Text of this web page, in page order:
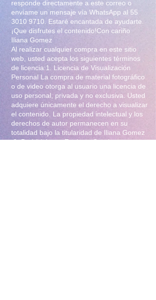
responde directamente a este correo o
envíame un mensaje vía WhatsApp al 55
3010 9710 . Estaré encantada de ayudarte.
¡Que disfrutes el contenido!Con cariño
Iliana Gomez
Al realizar cualquier compra en este sitio
web, usted acepta los siguientes términos
de licencia:1. Licencia de Visualización
Personal La compra de material fotográfico
o de video otorga al usuario una licencia de
uso personal, privada y no exclusiva. Usted
adquiere únicamente el derecho a visualizar
el contenido. La propiedad intelectual y los
derechos de autor permanecen en su
totalidad bajo la titularidad de Iliana Gomez
.2. Prohibiciones Estrictas Queda